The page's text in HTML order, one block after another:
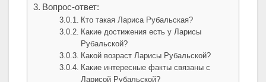
Вопрос-ответ:
Кто такая Лариса Рубальская?
Какие достижения есть у Ларисы
Рубальской?
Какой возраст Ларисы Рубальской?
Какие интересные факты связаны с
Ларисой Рубальской?